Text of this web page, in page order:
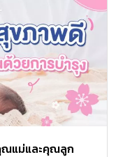
ณแม่และคุณลูก